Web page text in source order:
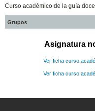
Curso académico de la guía
Grupos
Asignatura
Ver ficha curso
Ver ficha curso